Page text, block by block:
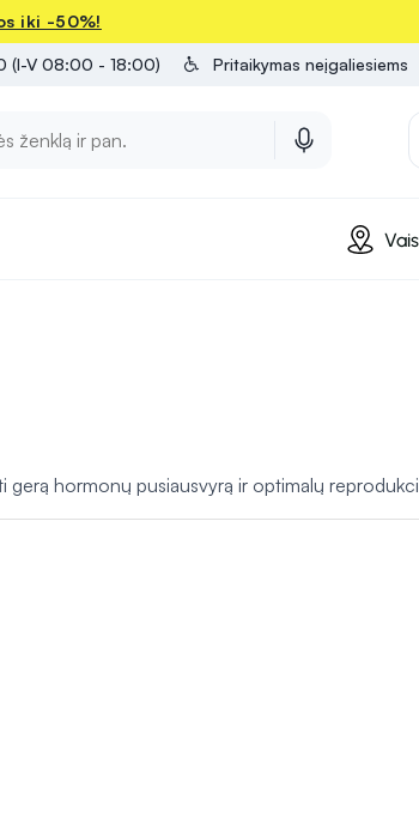
iki -50%!
V 08:00 - 18:00) Pritaikymas neįgaliesiems
gerą hormonų pusiausvyrą ir optimalų